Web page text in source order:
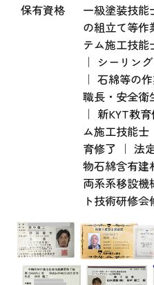
保有資格
一級塗装技
の組立て等作
テム施工技
｜ シーリン
｜ 石綿等の
職長・安全衛
｜ 新KYT教
ム施工技能
育修了 ｜ 法
物石綿含有建
両系系移設機
ト技術研修会